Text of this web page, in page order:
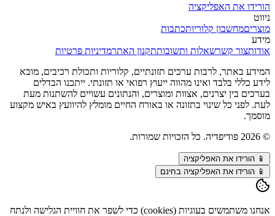
הורידו את האפליקציה
ניווט
מוצריםמחשבון קלוריותכתבות
מידע
אודותצור קשרשאלות ותשובותתקנון האתרמדיניות פרטיות
המידע באתר, לרבות ערכים תזונתיים, קלוריות ותכולת רכיבים, מובא
לידע כללי בלבד ואינו מהווה ייעוץ רפואי או תזונתי. ייתכנו הבדלים
בערכים בין יצרנים, אצוות ומוצרים, והנתונים עשויים להשתנות מעת
לעת. לפני כל שינוי בתזונה או באורח החיים מומלץ להיוועץ באיש מקצוע
מוסמך.
©
2026 פודיפדיה. כל הזכויות שמורות.
📱 הורידו את האפליקציה
📱 הורידו את האפליקציה בחינם
אנחנו משתמשים בעוגיות (cookies) כדי לשפר את חוויית הגלישה ולנתח